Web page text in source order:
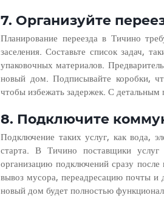
7. Организуйте
Планирование переезда в Тичино
заселения. Составьте список задач,
упаковочных материалов.
новый дом. Подписывайте коробки,
чтобы избежать задержек. С детальным
8. Подключите
Подключение таких услуг, как вода,
старта. В Тичино поставщики услуг
организацию подключений сразу
вывоз мусора, переадресацию почты и
новый дом будет полностью